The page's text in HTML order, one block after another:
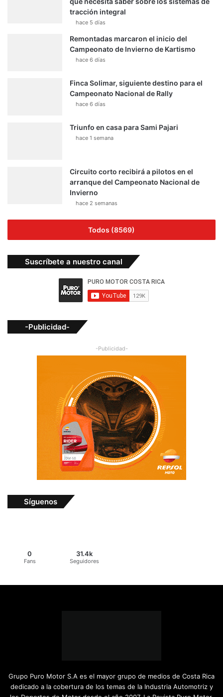
tracción integral
hace 5 días
Remontadas marcaron el inicio del
Campeonato de Invierno de Kartismo
hace 6 días
Finca Solimar, siguiente destino para el
Campeonato Nacional de Rally
hace 6 días
Triunfo en casa para Sami Pajari
hace 1 semana
Circuito corto recibirá a pilotos en el
arranque del Campeonato Nacional de
Invierno
hace 2 semanas
Todos (8569)
Suscríbete a nuestro canal
-Publicidad-
-Publicidad-
Síguenos
0
Fans
31.4k
Seguidores
Grupo Puro Motor S.A es el mayor grupo de medios de Costa Rica
dedicado a la cobertura de los temas de la Industria Automotriz y